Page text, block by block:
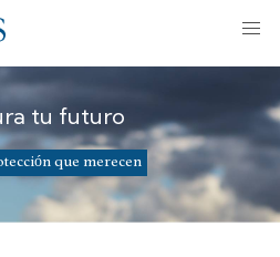
tu futuro
que merecen